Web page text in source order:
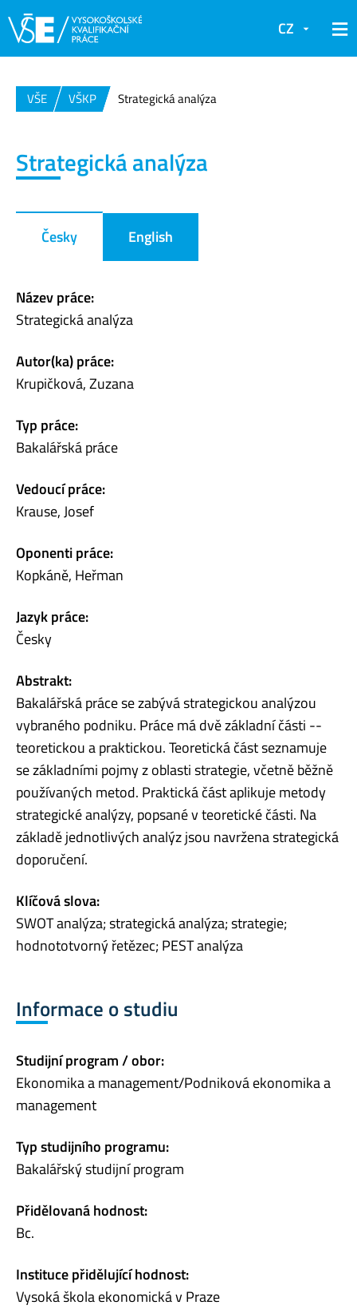
CZ
VŠE VŠKP Strategická analýza
Strategická analýza
Česky English
Název práce:
Strategická analýza
Autor(ka) práce:
Krupičková, Zuzana
Typ práce:
Bakalářská práce
Vedoucí práce:
Krause, Josef
Oponenti práce:
Kopkáně, Heřman
Jazyk práce:
Česky
Abstrakt:
Bakalářská práce se zabývá strategickou analýzou
vybraného podniku. Práce má dvě základní části --
teoretickou a praktickou. Teoretická část seznamuje
se základními pojmy z oblasti strategie, včetně běžně
používaných metod. Praktická část aplikuje metody
strategické analýzy, popsané v teoretické části. Na
základě jednotlivých analýz jsou navržena strategická
doporučení.
Klíčová slova:
SWOT analýza; strategická analýza; strategie;
hodnototvorný řetězec; PEST analýza
Informace o studiu
Studijní program / obor:
Ekonomika a management/Podniková ekonomika a
management
Typ studijního programu:
Bakalářský studijní program
Přidělovaná hodnost:
Bc.
Instituce přidělující hodnost:
Vysoká škola ekonomická v Praze